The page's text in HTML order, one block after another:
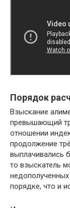
Порядок
Взыскание
превышающий
отношении
продолжение
выплачивались
то взыскатель
порядке, что и